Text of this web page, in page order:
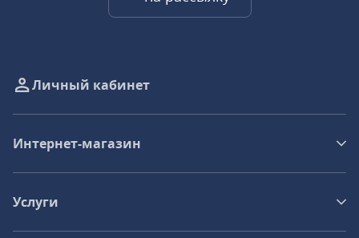
Личный кабинет
Интернет-магазин
Услуги